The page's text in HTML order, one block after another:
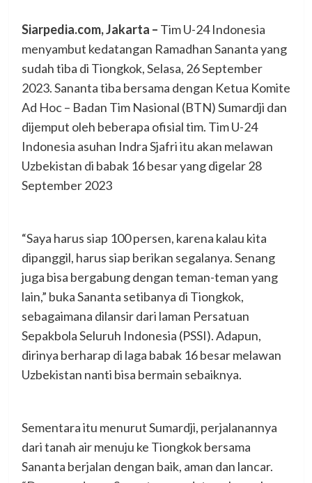
Siarpedia.com, Jakarta – Tim U-24 Indonesia
menyambut kedatangan Ramadhan Sananta yang
sudah tiba di Tiongkok, Selasa, 26 September
2023. Sananta tiba bersama dengan Ketua Komite
Ad Hoc – Badan Tim Nasional (BTN) Sumardji dan
dijemput oleh beberapa ofisial tim. Tim U-24
Indonesia asuhan Indra Sjafri itu akan melawan
Uzbekistan di babak 16 besar yang digelar 28
September 2023
“Saya harus siap 100 persen, karena kalau kita
dipanggil, harus siap berikan segalanya. Senang
juga bisa bergabung dengan teman-teman yang
lain,” buka Sananta setibanya di Tiongkok,
sebagaimana dilansir dari laman Persatuan
Sepakbola Seluruh Indonesia (PSSI). Adapun,
dirinya berharap di laga babak 16 besar melawan
Uzbekistan nanti bisa bermain sebaiknya.
Sementara itu menurut Sumardji, perjalanannya
dari tanah air menuju ke Tiongkok bersama
Sananta berjalan dengan baik, aman dan lancar.